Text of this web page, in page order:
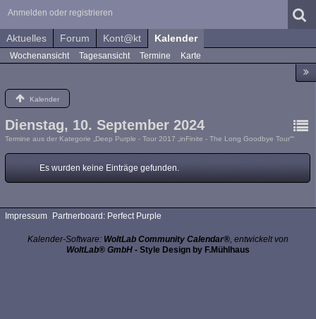
Anmelden oder registrieren
Aktuelles Forum Kont@kt Kalender
Wochenansicht Tagesansicht Termine Karte
Kalender
Dienstag, 10. September 2024
Termine aus der Kategorie „Deep Purple - Tour 2017 „inFinite - The Long Goodbye Tour““
Es wurden keine Einträge gefunden.
Impressum Partnerboard: Perfect Purple
Kalender-Software: WoltLab Community Calendar®, entwickelt von
WoltLab® GmbH